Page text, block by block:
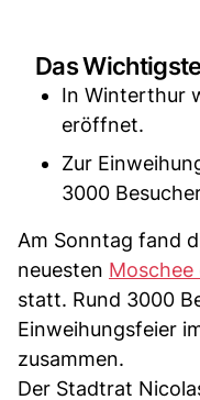
Das
In Winterthur
eröffnet.
Zur
3000
Am Sonntag fand
neuesten
statt. Rund 3000
Einweihungsfeier
zusammen.
Der Stadtrat